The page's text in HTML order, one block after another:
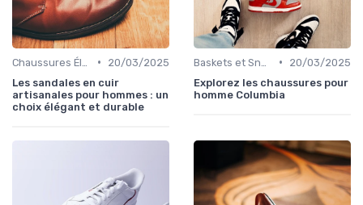
•
20/03/2025
Les sandales en cuir
artisanales pour hommes : un
choix élégant et durable
•
20/03/2025
Explorez les chaussures pour
homme Columbia